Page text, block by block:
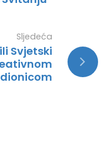
Sljedeća
Svjetski